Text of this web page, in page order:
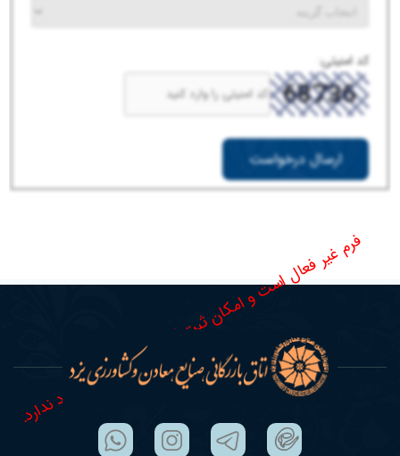
فرم غیر فعال است و امکان ثبت آن در حال حاضر وجود ندارد.
کد امنیتی:
ارسال درخواست